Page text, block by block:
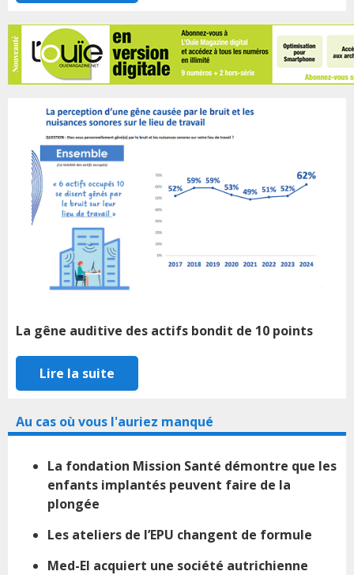
La gêne auditive des actifs bondit de 10 points
Lire la suite
Au cas où vous l'auriez manqué
La fondation Mission Santé démontre que les
enfants implantés peuvent faire de la
plongée
Les ateliers de l’EPU changent de formule
Med-El acquiert une société autrichienne